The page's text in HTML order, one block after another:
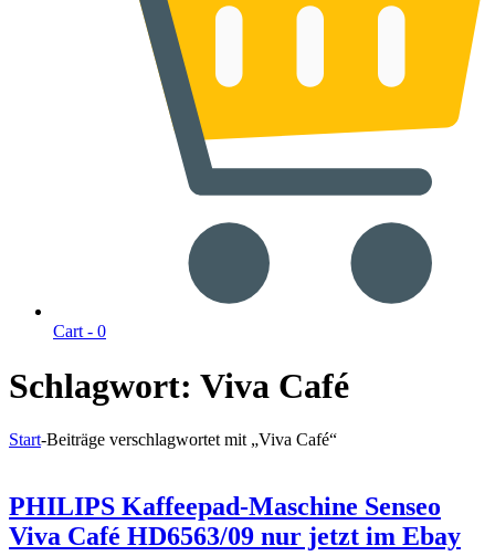
Cart - 0
Schlagwort: Viva Café
Start-Beiträge verschlagwortet mit „Viva Café“
PHILIPS Kaffeepad-Maschine Senseo
Viva Café HD6563/09 nur jetzt im Ebay